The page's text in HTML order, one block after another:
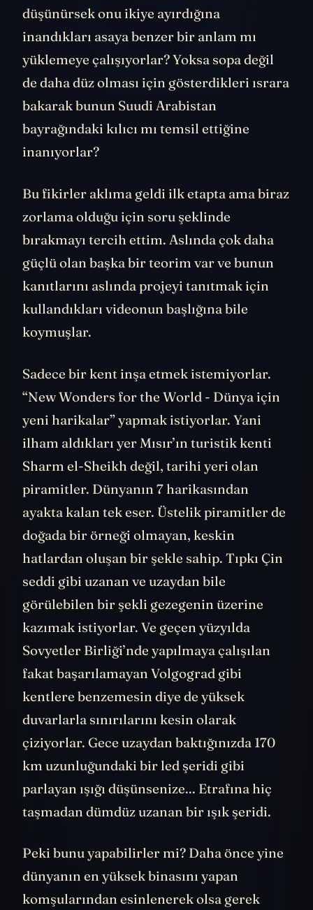
düşünürsek onu ikiye ayırdığına
inandıkları asaya benzer bir anlam mı
yüklemeye çalışıyorlar? Yoksa sopa değil
de daha düz olması için gösterdikleri ısrara
bakarak bunun Suudi Arabistan
bayrağındaki kılıcı mı temsil ettiğine
inanıyorlar?
Bu fikirler aklıma geldi ilk etapta ama biraz
zorlama olduğu için soru şeklinde
bırakmayı tercih ettim. Aslında çok daha
güçlü olan başka bir teorim var ve bunun
kanıtlarını aslında projeyi tanıtmak için
kullandıkları videonun başlığına bile
koymuşlar.
Sadece bir kent inşa etmek istemiyorlar.
“New Wonders for the World - Dünya için
yeni harikalar” yapmak istiyorlar. Yani
ilham aldıkları yer Mısır’ın turistik kenti
Sharm el-Sheikh değil, tarihi yeri olan
piramitler. Dünyanın 7 harikasından
ayakta kalan tek eser. Üstelik piramitler de
doğada bir örneği olmayan, keskin
hatlardan oluşan bir şekle sahip. Tıpkı Çin
seddi gibi uzanan ve uzaydan bile
görülebilen bir şekli gezegenin üzerine
kazımak istiyorlar. Ve geçen yüzyılda
Sovyetler Birliği’nde yapılmaya çalışılan
fakat başarılamayan Volgograd gibi
kentlere benzemesin diye de yüksek
duvarlarla sınırılarını kesin olarak
çiziyorlar. Gece uzaydan baktığınızda 170
km uzunluğundaki bir led şeridi gibi
parlayan ışığı düşünsenize... Etrafına hiç
taşmadan dümdüz uzanan bir ışık şeridi.
Peki bunu yapabilirler mi? Daha önce yine
dünyanın en yüksek binasını yapan
komşularından esinlenerek olsa gerek